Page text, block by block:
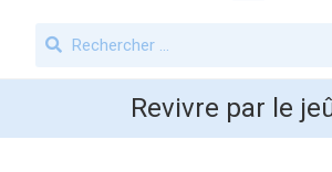
Revivre par le